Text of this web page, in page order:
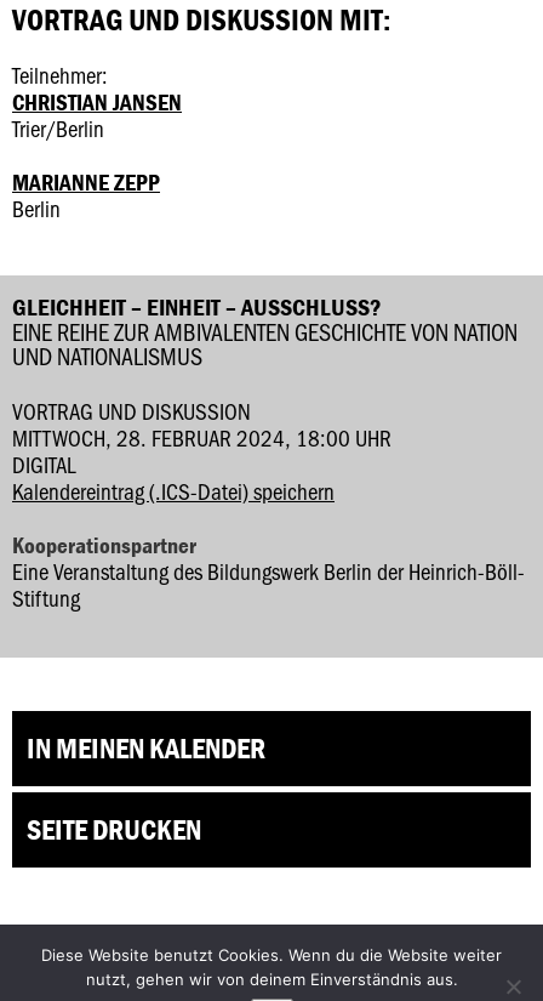
VORTRAG UND DISKUSSION MIT:
Teilnehmer:
CHRISTIAN JANSEN
Trier/Berlin
MARIANNE ZEPP
Berlin
GLEICHHEIT – EINHEIT – AUSSCHLUSS?
EINE REIHE ZUR AMBIVALENTEN GESCHICHTE VON NATION
UND NATIONALISMUS
VORTRAG UND DISKUSSION
MITTWOCH, 28. FEBRUAR 2024, 18:00 UHR
DIGITAL
Kalendereintrag (.ICS-Datei) speichern
Kooperationspartner
Eine Veranstaltung des Bildungswerk Berlin der Heinrich-Böll-
Stiftung
IN MEINEN KALENDER
SEITE DRUCKEN
Facebook
Bluesky
Diese Website benutzt Cookies. Wenn du die Website weiter
nutzt, gehen wir von deinem Einverständnis aus.